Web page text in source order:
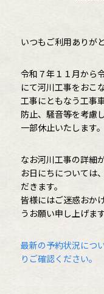
いつもご利用ありが
令和７年１１月から
にて河川工事をおこ
工事にともなう工事
防止、騒音等を考慮
一部休止いたします。
なお河川工事の詳細
お日にちについては
だきます。
皆様にはご迷惑おか
うお願い申し上げます
最新の予約状況につ
りご確認ください。